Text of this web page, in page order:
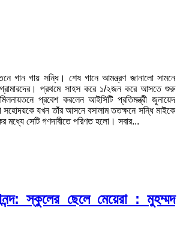
গান গায় সন্ধি। শেষ গানে আমন্ত্রণ জানালো সামনে
প্রথমে সাহস করে ১/২জন করে আসতে শুরু
প্রবেশ করলেন আইসিটি প্রতিমন্ত্রী জুনায়েদ
যখন তাঁর আসনে বসালাম ততক্ষনে সন্ধি মাইকে
মধ্যে সেটি গণদাবীতে পরিণত হলো। সবার...
স্কুলের ছেলে মেয়েরা : মুহম্মদ